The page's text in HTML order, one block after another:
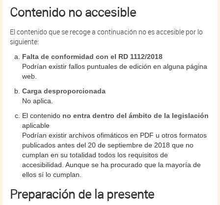
Contenido no accesible
El contenido que se recoge a continuación no es accesible por lo
siguiente:
Falta de conformidad con el RD 1112/2018
Podrían existir fallos puntuales de edición en alguna página
web.
Carga desproporcionada
No aplica.
El contenido no entra dentro del ámbito de la legislación
aplicable
Podrían existir archivos ofimáticos en PDF u otros formatos
publicados antes del 20 de septiembre de 2018 que no
cumplan en su totalidad todos los requisitos de
accesibilidad. Aunque se ha procurado que la mayoría de
ellos sí lo cumplan.
Preparación de la presente